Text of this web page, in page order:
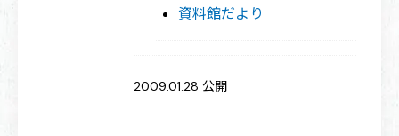
資料館だより
2009.01.28 公開